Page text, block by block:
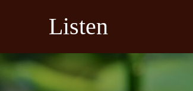
Listen